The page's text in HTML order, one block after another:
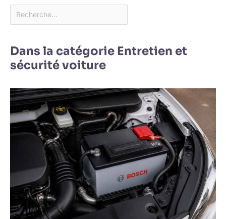
Dans la catégorie Entretien et
sécurité voiture